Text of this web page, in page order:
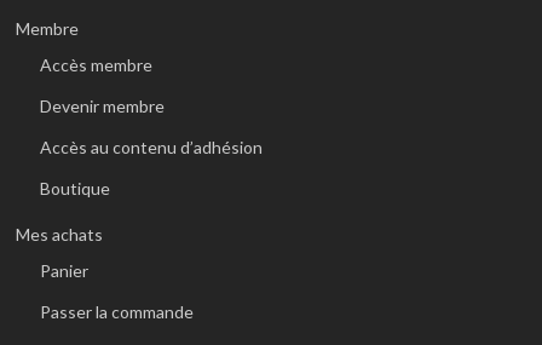
Membre
Accès membre
Devenir membre
Accès au contenu d’adhésion
Boutique
Mes achats
Panier
Passer la commande